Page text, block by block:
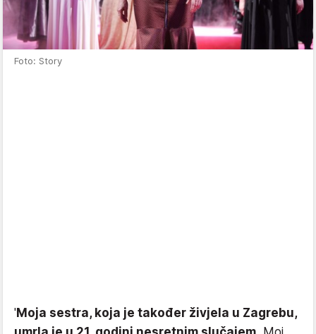
Foto: Story
'Moja sestra, koja je također živjela u Zagrebu,